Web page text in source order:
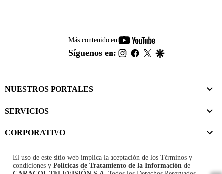
Más contenido en
youtube-
footer
Síguenos en: instagram
facebook
twitter
NUESTROS PORTALES
SERVICIOS
CORPORATIVO
El uso de este sitio web implica la aceptación de los Términos y
condiciones y Políticas de Tratamiento de la Información de